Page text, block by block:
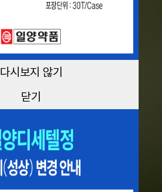
다시보지 않기
닫기